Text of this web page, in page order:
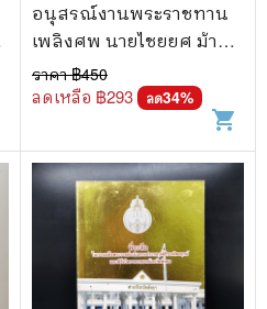
อนุสรณ์งานพระราชทาน
เพลิงศพ นายไชยยศ ม้า
ประเสริฐ
ราคา ฿450
ลดเหลือ ฿293 ลด34%
shopping_cart